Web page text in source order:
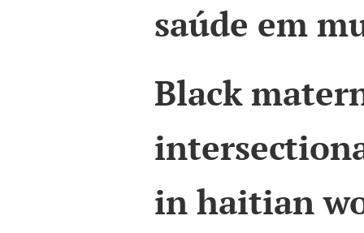
saúde em
Black
in haitian